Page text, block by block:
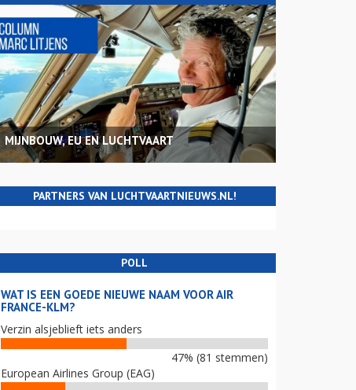
MIJNBOUW, EU EN LUCHTVAART
PARTNERS VAN LUCHTVAARTNIEUWS.NL!
POLL
WAT IS EEN GOEDE NIEUWE NAAM VOOR AIR
FRANCE-KLM?
Verzin alsjeblieft iets anders
47% (81 stemmen)
European Airlines Group (EAG)